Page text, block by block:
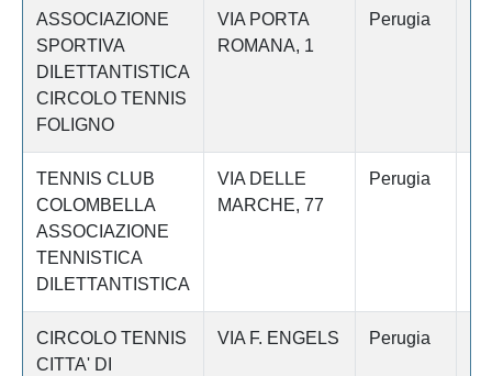
ASSOCIAZIONE
SPORTIVA
DILETTANTISTICA
CIRCOLO TENNIS
FOLIGNO
VIA PORTA
ROMANA, 1
Perugia
TENNIS CLUB
COLOMBELLA
ASSOCIAZIONE
TENNISTICA
DILETTANTISTICA
VIA DELLE
MARCHE, 77
Perugia
CIRCOLO TENNIS
CITTA' DI
VIA F. ENGELS Perugia